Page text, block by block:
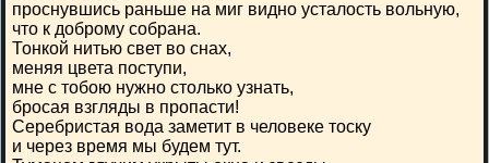
проснувшись раньше на миг видно усталость вольную,
что к доброму собрана.
Тонкой нитью свет во снах,
меняя цвета поступи,
мне с тобою нужно столько узнать,
бросая взгляды в пропасти!
Серебристая вода заметит в человеке тоску
и через время мы будем тут.